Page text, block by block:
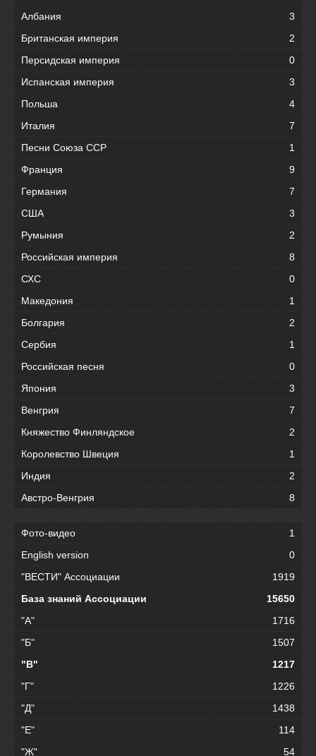
Албания
3
Британская империя
2
Персидская империя
0
Испанская империя
3
Польша
4
Италия
7
Песни Союза ССР
1
Франция
9
Германия
7
США
3
Румыния
2
Российская империя
8
СХС
0
Македония
1
Болгария
2
Сербия
1
Российская песня
0
Япония
3
Венгрия
7
Княжество Финляндское
2
Королевство Швеция
1
Индия
2
Австро-Венгрия
8
Фото-видео
1
English version
0
"ВЕСТИ" Ассоциации
1919
База знаний Ассоциации
15650
"А"
1716
"Б"
1507
"В"
1217
"Г"
1226
"Д"
1438
"Е"
114
"Ж"
54